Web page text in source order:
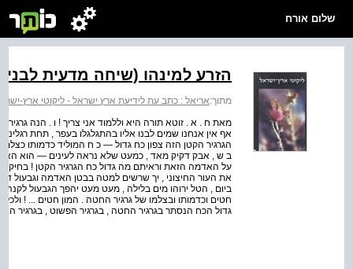
שלום אורח
הזרע למינהו (שיחה מדעית לבני
מתוך:אריאל : כתב עת לידיעת ארץ ישראל - ליקוטי ארץ-
מאת ח . א . זוטא תורה היא וללמוד אני צריך ! ו . הנה גרגיר
אף אין אנחנו שמים לבנו אליו בהתגלגלו בעפר , תחת
הגרגיר הקטן הזה צפון כח גדול — כ ח המוליד כדמותו
ב ש , אבק דקיק מאד , כמעט שלא נראה לעינים — הוא
על האדמה הזאת וראיתם מה גדול כח הגרגיר הקטן ! בחיק
את העור החיצוני , יך שרשים למטה בבטן האדמה וגבעול
ביום , הטל ירוהו מים בלילה , מעט מעט יהפך הגבעול
חטים וכדמותו ובצלמו של גרגיר החטה . המון חטים ... ! ולכל
גדול הכח הנסתר בגרגיר החטה , בגרגיר הפשוט , בגרגיר